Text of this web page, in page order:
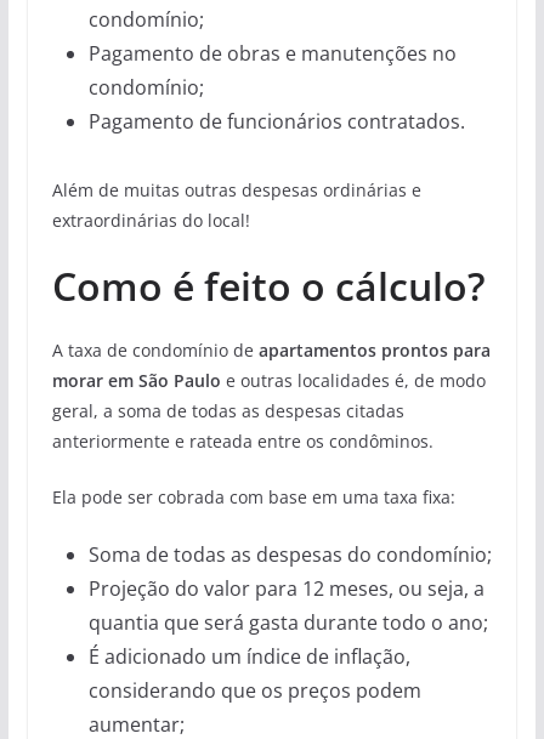
condomínio;
Pagamento de obras e manutenções no
condomínio;
Pagamento de funcionários contratados.
Além de muitas outras despesas ordinárias e
extraordinárias do local!
Como é feito o cálculo?
A taxa de condomínio de apartamentos prontos para
morar em São Paulo e outras localidades é, de modo
geral, a soma de todas as despesas citadas
anteriormente e rateada entre os condôminos.
Ela pode ser cobrada com base em uma taxa fixa:
Soma de todas as despesas do condomínio;
Projeção do valor para 12 meses, ou seja, a
quantia que será gasta durante todo o ano;
É adicionado um índice de inflação,
considerando que os preços podem
aumentar;